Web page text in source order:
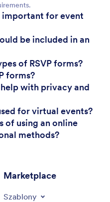
important for event
be included in an
of RSVP forms?
forms?
with privacy and
for virtual events?
of using an online
methods?
Marketplace
Szablony